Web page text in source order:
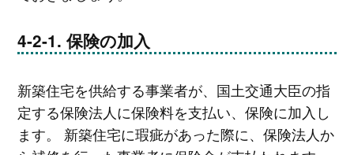
保険の加入
新築住宅を供給する事業者が、国土交通大臣の指
定する保険法人に保険料を支払い、保険に加入し
ます。 新築住宅に瑕疵があった際に、保険法人か